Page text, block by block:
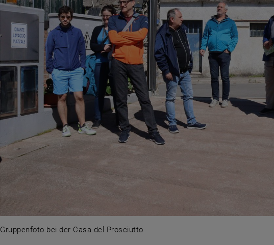
Gruppenfoto bei der Casa del Prosciutto